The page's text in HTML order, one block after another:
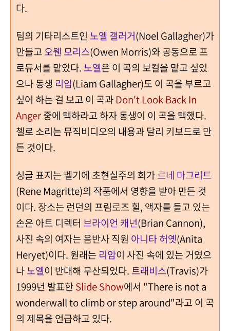
다.
팀의 기타리스트인 노엘 갤러거(Noel Gallagher)가
만들고 오웬 모리스(Owen Morris)와 공동으로 프
로듀서를 맡았다. 노엘은 이 곡의 보컬을 맡고 싶었
으나 동생 리암(Liam Gallagher)도 이 곡을 부르고
싶어 하는 걸 보고 이 곡과Don't Look Back In
Anger중에 택하라고 하자 동생이 이 곡을 택했다.
첼로 소리는 뮤직비디오의 내용과 달리 키보드로 만
든 것이다.
싱글 표지는 벨기에 초현실주의 화가르네 마그리트
(Rene Magritte)의 작품에서 영향을 받아 만든 것
이다. 장소는 런던의 프림로즈 힐, 액자를 들고 있는
손은 아트 디렉터 브라이언 캐넌(Brian Cannon),
사진 속의 여자는 음반사 직원 아니타 허옛(Anita
Heryet)이다. 원래는 리암이 사진 속에 있는 거였으
나노엘이 반대해 무산되었다. 트래비스(Travis)가
1999년 발표한Slide Show에서 "There is not a
wonderwall to climb or step around"라고 이 곡
의 제목을 언급하고 있다.